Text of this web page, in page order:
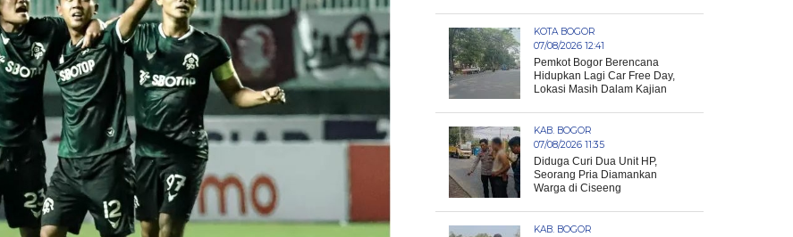
KOTA BOGOR
07/08/2026 12:41
Pemkot Bogor Berencana
Hidupkan Lagi Car Free Day,
Lokasi Masih Dalam Kajian
KAB. BOGOR
07/08/2026 11:35
Diduga Curi Dua Unit HP,
Seorang Pria Diamankan
Warga di Ciseeng
KAB. BOGOR